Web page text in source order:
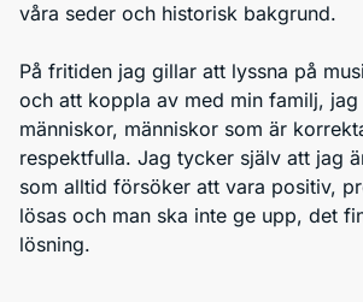
våra seder och historisk bakgrund.
På fritiden jag gillar att lyssna på
och att koppla av med min familj,
människor, människor som är
respektfulla. Jag tycker själv att jag
som alltid försöker att vara positiv,
lösas och man ska inte ge upp, det
lösning.